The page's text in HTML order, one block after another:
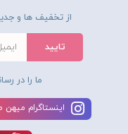
از تخفیف ها و
ما را در
اينستاگرام ميهن